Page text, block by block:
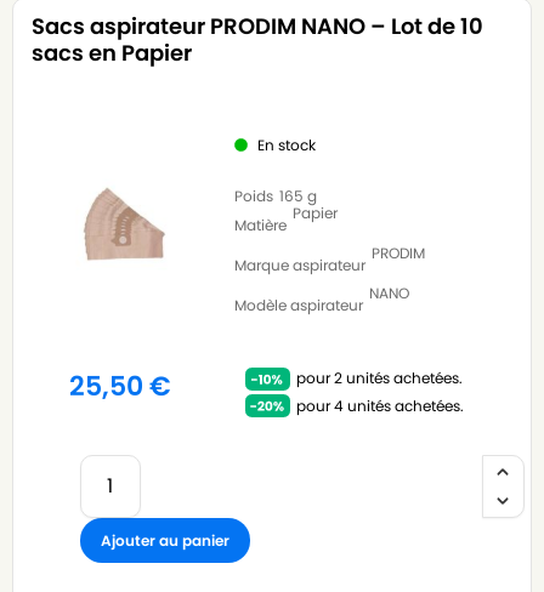
Sacs aspirateur PRODIM NANO – Lot de 10
sacs en Papier
En stock
Poids 165 g
Matière
Papier
Marque aspirateur
PRODIM
Modèle aspirateur
NANO
25,50€
pour 2 unités achetées.
pour 4 unités achetées.
Ajouter au panier